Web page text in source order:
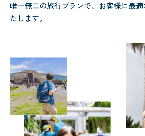
唯一無二の旅行プランで、お客様に最
たします。